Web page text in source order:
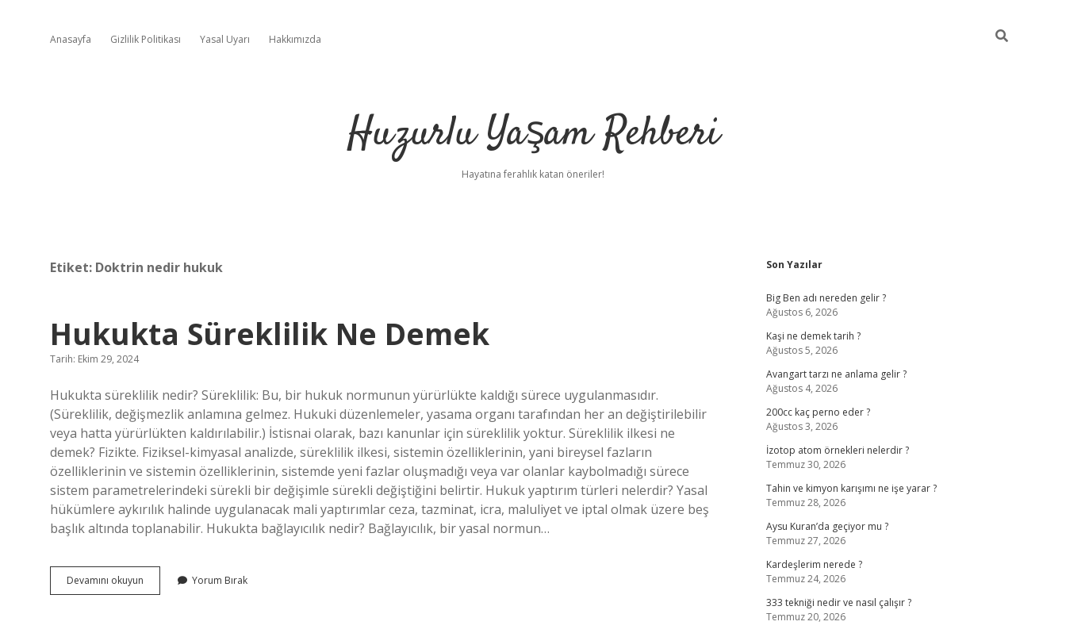
Anasayfa Gizlilik Politikası Yasal Uyarı Hakkımızda
Huzurlu Yaşam Rehberi
Hayatına ferahlık katan öneriler!
Etiket: Doktrin nedir hukuk
Hukukta Süreklilik Ne Demek
Tarih: Ekim 29, 2024
Hukukta süreklilik nedir? Süreklilik: Bu, bir hukuk normunun yürürlükte kaldığı sürece uygulanmasıdır.
(Süreklilik, değişmezlik anlamına gelmez. Hukuki düzenlemeler, yasama organı tarafından her an değiştirilebilir
veya hatta yürürlükten kaldırılabilir.) İstisnai olarak, bazı kanunlar için süreklilik yoktur. Süreklilik ilkesi ne
demek? Fizikte. Fiziksel-kimyasal analizde, süreklilik ilkesi, sistemin özelliklerinin, yani bireysel fazların
özelliklerinin ve sistemin özelliklerinin, sistemde yeni fazlar oluşmadığı veya var olanlar kaybolmadığı sürece
sistem parametrelerindeki sürekli bir değişimle sürekli değiştiğini belirtir. Hukuk yaptırım türleri nelerdir? Yasal
hükümlere aykırılık halinde uygulanacak mali yaptırımlar ceza, tazminat, icra, maluliyet ve iptal olmak üzere beş
başlık altında toplanabilir. Hukukta bağlayıcılık nedir? Bağlayıcılık, bir yasal normun…
Devamını okuyun Hukukta
Süreklilik
Yorum Bırak
Sidebar
Son Yazılar
Big Ben adı nereden gelir ?
Ağustos 6, 2026
Kaşi ne demek tarih ?
Ağustos 5, 2026
Avangart tarzı ne anlama gelir ?
Ağustos 4, 2026
200cc kaç perno eder ?
Ağustos 3, 2026
İzotop atom örnekleri nelerdir ?
Temmuz 30, 2026
Tahin ve kimyon karışımı ne işe yarar ?
Temmuz 28, 2026
Aysu Kuran’da geçiyor mu ?
Temmuz 27, 2026
Kardeşlerim nerede ?
Temmuz 24, 2026
333 tekniği nedir ve nasıl çalışır ?
Temmuz 20, 2026